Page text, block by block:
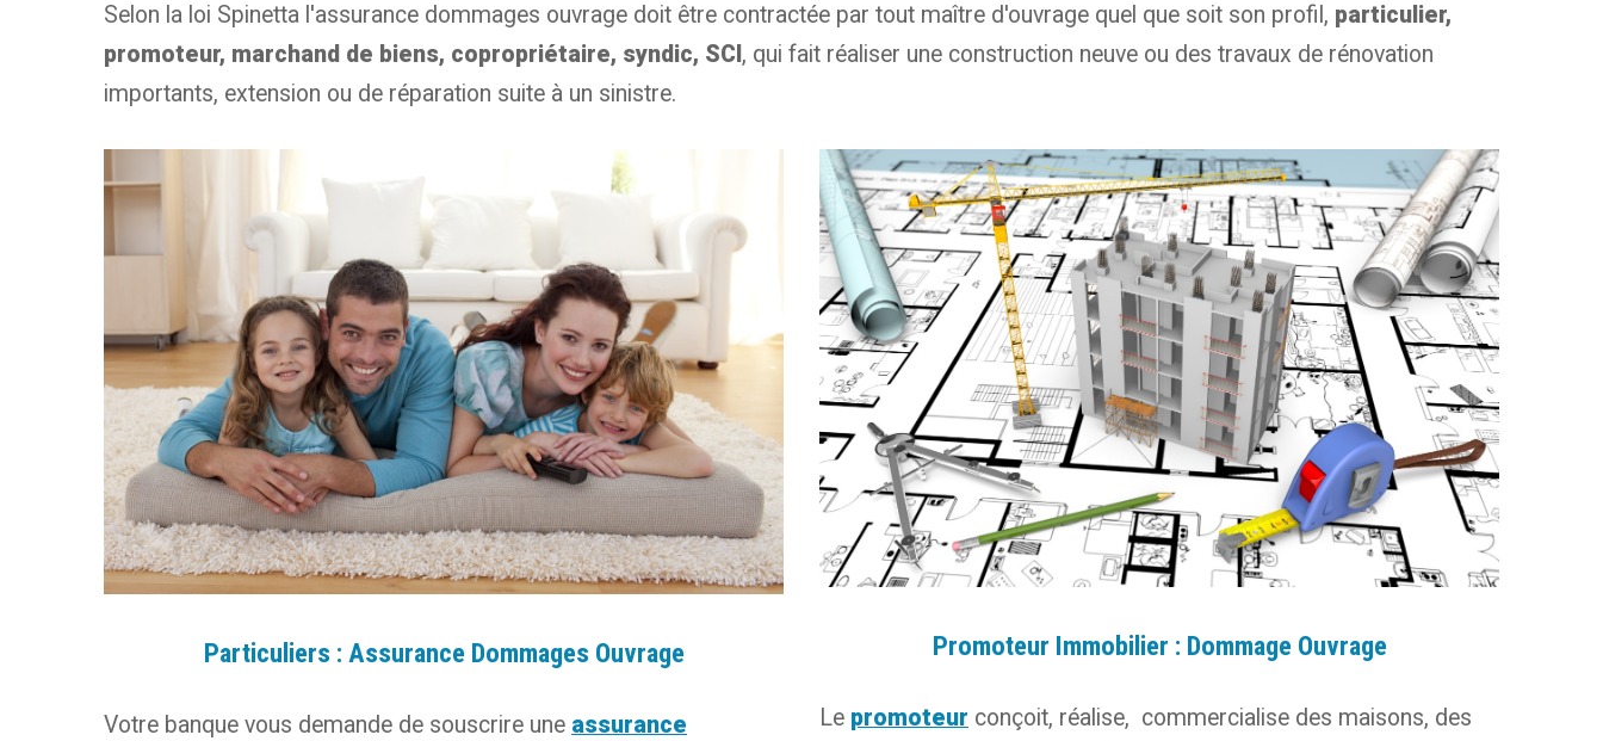
Selon la loi Spinetta l'assurance dommages ouvrage doit être contractée par tout maître d'ouvrage quel que soit son profil, particulier,
promoteur, marchand de biens, copropriétaire, syndic, SCI , qui fait réaliser une construction neuve ou des travaux de rénovation
importants, extension ou de réparation suite à un sinistre.
Particuliers : Assurance Dommages Ouvrage
Votre banque vous demande de souscrire une assurance
Promoteur Immobilier : Dommage Ouvrage
Le promoteur conçoit, réalise, commercialise des maisons, des